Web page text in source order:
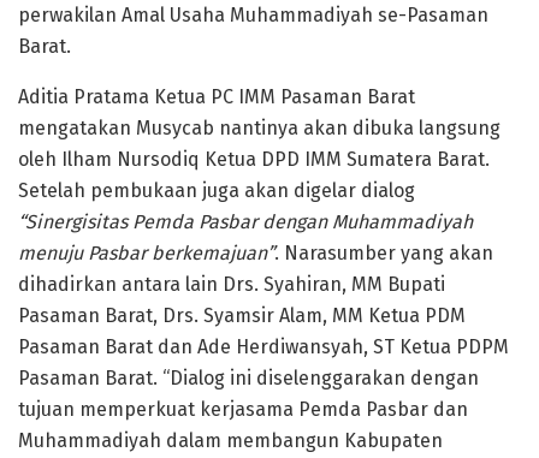
perwakilan Amal Usaha Muhammadiyah se-Pasaman
Barat.
Aditia Pratama Ketua PC IMM Pasaman Barat
mengatakan Musycab nantinya akan dibuka langsung
oleh Ilham Nursodiq Ketua DPD IMM Sumatera Barat.
Setelah pembukaan juga akan digelar dialog
“Sinergisitas Pemda Pasbar dengan Muhammadiyah
menuju Pasbar berkemajuan”. Narasumber yang akan
dihadirkan antara lain Drs. Syahiran, MM Bupati
Pasaman Barat, Drs. Syamsir Alam, MM Ketua PDM
Pasaman Barat dan Ade Herdiwansyah, ST Ketua PDPM
Pasaman Barat. “Dialog ini diselenggarakan dengan
tujuan memperkuat kerjasama Pemda Pasbar dan
Muhammadiyah dalam membangun Kabupaten